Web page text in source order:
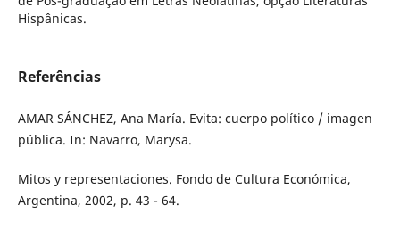
Hispânicas.
Referências
AMAR SÁNCHEZ, Ana María. Evita: cuerpo político / imagen
pública. In: Navarro, Marysa.
Mitos y representaciones. Fondo de Cultura Económica,
Argentina, 2002, p. 43 - 64.